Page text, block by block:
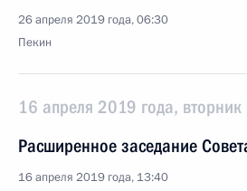
26 апреля 2019 года, 06:30
Пекин
16 апреля 2019 года, вторник
Расширенное заседание
16 апреля 2019 года, 13:40